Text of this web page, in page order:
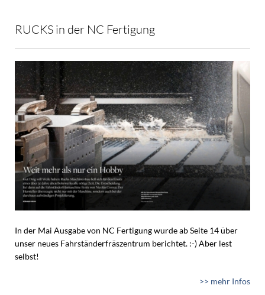
RUCKS in der NC Fertigung
In der Mai Ausgabe von NC Fertigung wurde ab Seite 14 über
unser neues Fahrständerfräszentrum berichtet. :-) Aber lest
selbst!
>> mehr Infos